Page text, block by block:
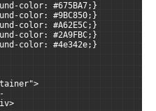
#675BA7;}
#9BC850;}
#A62E5C;}
#2A9FBC;}
#4e342e;}